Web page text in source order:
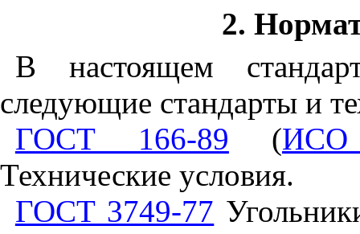
2.
В настоящем
следующие стандарты и
ГОСТ 166-89 (ИСО
Технические условия.
ГОСТ 3749-77